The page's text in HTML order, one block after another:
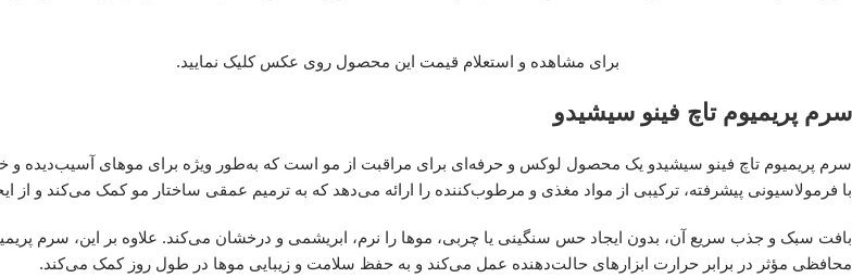
برای مشاهده و استعلام قیمت این محصول روی عکس کلیک نمایید.
سرم پریمیوم تاچ فینو سیشیدو
سرم پریمیوم تاچ فینو سیشیدو یک محصول لوکس و حرفه‌ای برای مراقبت از مو است که به‌طور ویژه برای موهای
با فرمولاسیونی پیشرفته، ترکیبی از مواد مغذی و مرطوب‌کننده را ارائه می‌دهد که به ترمیم عمقی ساختار مو کمک می‌کند و از
بافت سبک و جذب سریع آن، بدون ایجاد حس سنگینی یا چربی، موها را نرم، ابریشمی و درخشان می‌کند. علاوه بر این، سرم
محافظی مؤثر در برابر حرارت ابزارهای حالت‌دهنده عمل می‌کند و به حفظ سلامت و زیبایی موها در طول روز کمک می‌کند.